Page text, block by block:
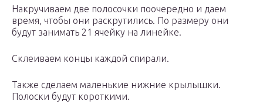
Накручиваем две полосочки поочередно и даем
время, чтобы они раскрутились. По размеру они
будут занимать 21 ячейку на линейке.
Склеиваем концы каждой спирали.
Также сделаем маленькие нижние крылышки.
Полоски будут короткими.